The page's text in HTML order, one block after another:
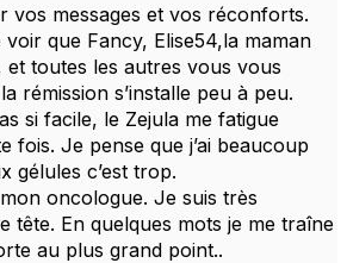
vos messages et vos réconforts.
que Fancy, Elise54,la maman
et toutes les autres vous vous
rémission s’installe peu à peu.
si facile, le Zejula me fatigue
fois. Je pense que j’ai beaucoup
gélules c’est trop.
oncologue. Je suis très
tête. En quelques mots je me traîne
au plus grand point..